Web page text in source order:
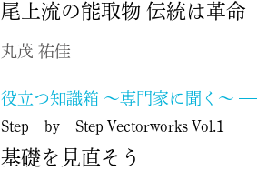
尾上流の能取物 伝統は革命
丸茂 祐佳
役立つ知識箱 ～専門家に聞く～
Step by Step Vectorworks Vol.1
基礎を見直そう